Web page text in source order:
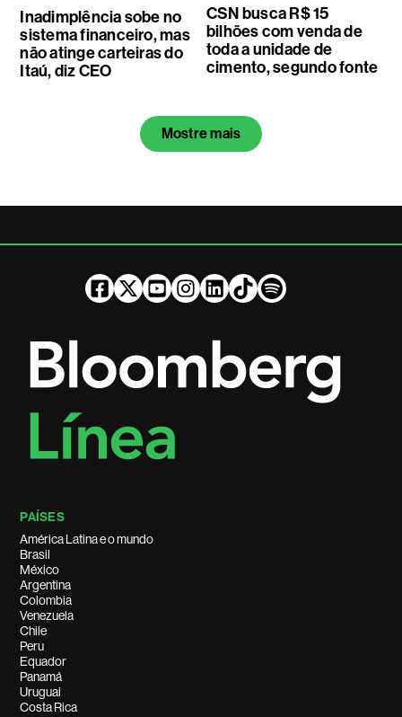
Inadimplência sobe no
sistema financeiro, mas
não atinge carteiras do
Itaú, diz CEO
CSN busca R$ 15
bilhões com venda de
toda a unidade de
cimento, segundo fonte
Mostre mais
PAÍSES
América Latina e o mundo
Brasil
México
Argentina
Colombia
Venezuela
Chile
Peru
Equador
Panamá
Uruguai
Costa Rica